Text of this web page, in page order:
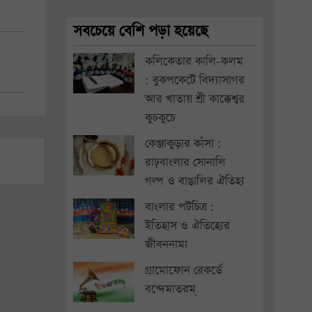
সবচেয়ে বেশি পড়া হয়েছে
কলিকেতার কালি-কলম
: বুকপকেটে বিদ্যাসাগর
আর খাতায় শ্রী কাক্কেশ্বর
কুচকুচে
কেঞ্জাকুড়ার কাঁসা :
রাঢ়বাংলার সোনালি
গল্প ও বাঙালির ঐতিহ্য
বাংলার পটচিত্র :
ইতিহাস ও ঐতিহ্যের
জীবননামা
গ্রামোফোন রেকর্ডে
বন্দেমাতরম্